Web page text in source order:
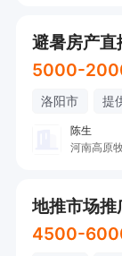
避暑房产直
5000-
洛阳市 提
陈生
河南高原
地推市场推
4500-